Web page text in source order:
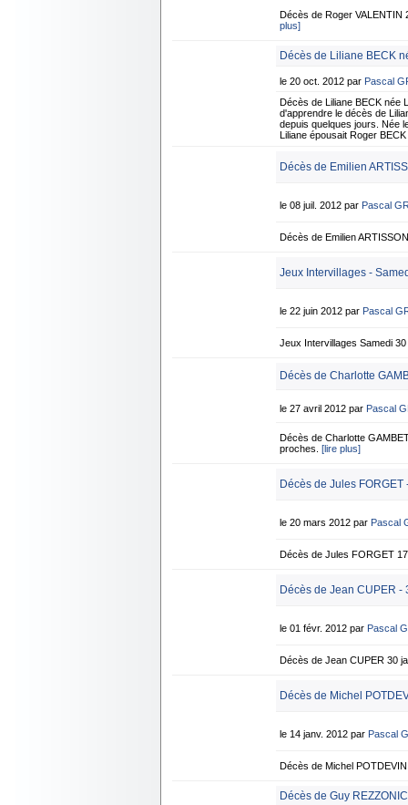
Décès de Roger VALENTIN
plus]
Décès de Liliane BECK
le 20 oct. 2012 par Pascal
Décès de Liliane BECK née
d'apprendre le décès de
depuis quelques jours. Née
Liliane épousait Roger
Décès de Emilien
le 08 juil. 2012 par Pascal
Décès de Emilien
Jeux Intervillages -
le 22 juin 2012 par Pascal
Jeux Intervillages Samedi
Décès de Charlotte
le 27 avril 2012 par Pascal
Décès de Charlotte
proches. [lire plus]
Décès de Jules FORGET
le 20 mars 2012 par Pascal
Décès de Jules FORGET
Décès de Jean CUPER -
le 01 févr. 2012 par Pascal
Décès de Jean CUPER 30
Décès de Michel
le 14 janv. 2012 par Pascal
Décès de Michel
Décès de Guy